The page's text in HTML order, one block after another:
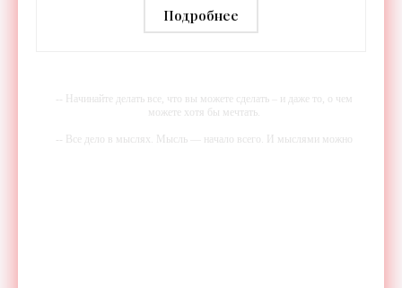
дальностью распознавания до 2 км
- «Гаджеты»
Подробнее
-- Начинайте делать все, что вы можете сделать – и даже то, о чем
можете хотя бы мечтать.
-- Все дело в мыслях. Мысль — начало всего. И мыслями можно